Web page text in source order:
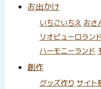
お出かけ
いちごいちえ おさ
リオピューロランド
ハーモニーランド
創作
グッズ作り サイト